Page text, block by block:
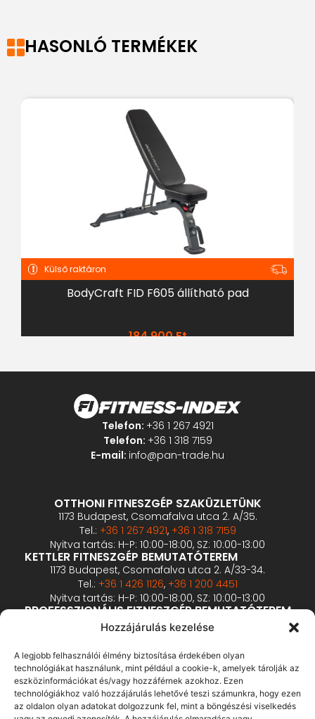
Hozzájárulás kezelése
A legjobb felhasználói élmény biztosítása érdekében olyan
technológiákat használunk, mint például a cookie-k, amelyek tárolják az
eszközinformációkat és/vagy hozzáférnek azokhoz. Ezen
technológiákhoz való hozzájárulás lehetővé teszi számunkra, hogy ezen
az oldalon olyan adatokat dolgozzunk fel, mint a böngészési viselkedés
HASONLÓ TERMÉKEK
Külső raktáron
BodyCraft FID F605 állítható pad
184 900Ft
Telefon: +36 1 267 4921
Telefon: +36 1 318 7159
E-mail: info@pan-trade.hu
OTTHONI FITNESZGÉP SZAKÜZLETÜNK
1173 Budapest, Csomafalva utca 2. A/35.
Tel.: +36 1 267 4921, +36 1 318 7159
Nyitva tartás: H-P: 10:00-18:00, SZ: 10:00-13:00
KETTLER FITNESZGÉP BEMUTATÓTEREM
1173 Budapest, Csomafalva utca 2. A/33-34.
Tel.: +36 1 426 1126, +36 1 200 4451
Nyitva tartás: H-P: 10:00-18:00, SZ: 10:00-13:00
PROFESSZIONÁLIS FITNESZGÉP BEMUTATÓTEREM
2360 Gyál, Vállalkozó u. 12.
+36 1 900 0657
Nyitva tartás: előzetes bejelentkezés alapján
ÁSZF
Adatvédelmi tájékoztató